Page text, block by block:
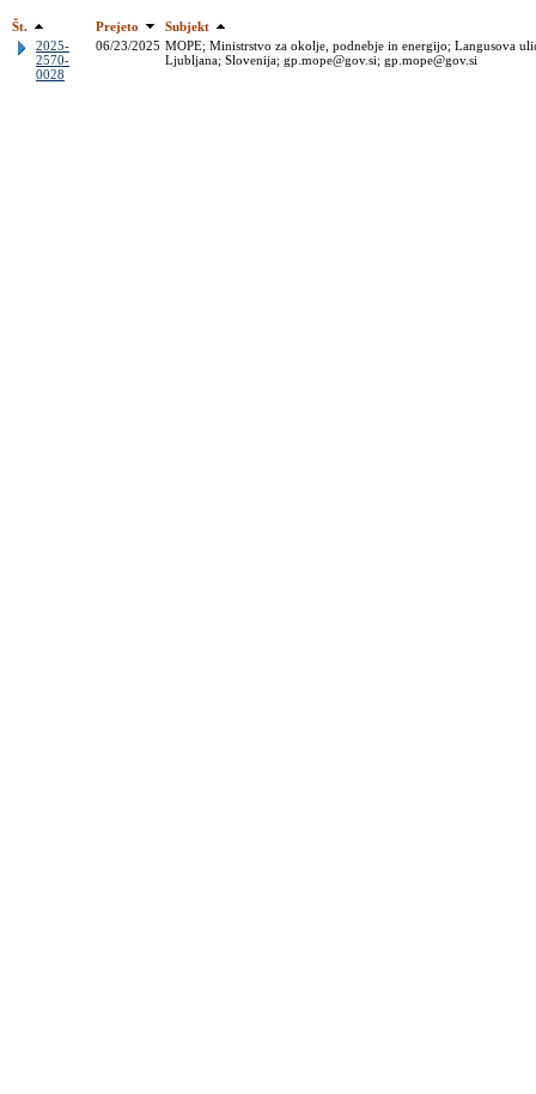
Št. Prejeto
Subjekt
2025-
2570-
0028
06/23/2025 MOPE; Ministrstvo za okolje, podnebje in energijo; Langusova
Ljubljana; Slovenija; gp.mope@gov.si; gp.mope@gov.si